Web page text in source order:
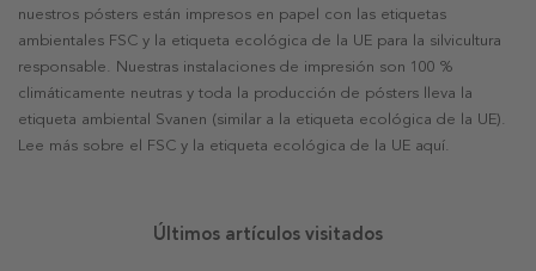
nuestros pósters están impresos en papel con las etiquetas
ambientales FSC y la etiqueta ecológica de la UE para la silvicultura
responsable. Nuestras instalaciones de impresión son 100 %
climáticamente neutras y toda la producción de pósters lleva la
etiqueta ambiental Svanen (similar a la etiqueta ecológica de la UE).
Lee más sobre el FSC y la etiqueta ecológica de la UE aquí.
Últimos artículos visitados